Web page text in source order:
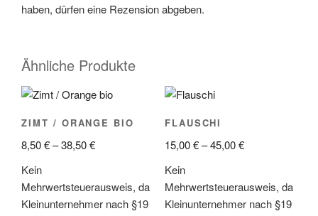
haben, dürfen eine Rezension abgeben.
Ähnliche Produkte
ZIMT / ORANGE BIO
8,50€–38,50€
Kein
Mehrwertsteuerausweis, da
Kleinunternehmer nach §19
FLAUSCHI
15,00€–45,00€
Kein
Mehrwertsteuerausweis, da
Kleinunternehmer nach §19